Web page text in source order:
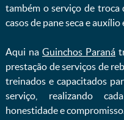
também o serviço de troca
casos de pane seca e auxílio
Aqui naGuinchos Paraná
prestação de serviços de
treinados e capacitados
serviço, realizando
honestidade e